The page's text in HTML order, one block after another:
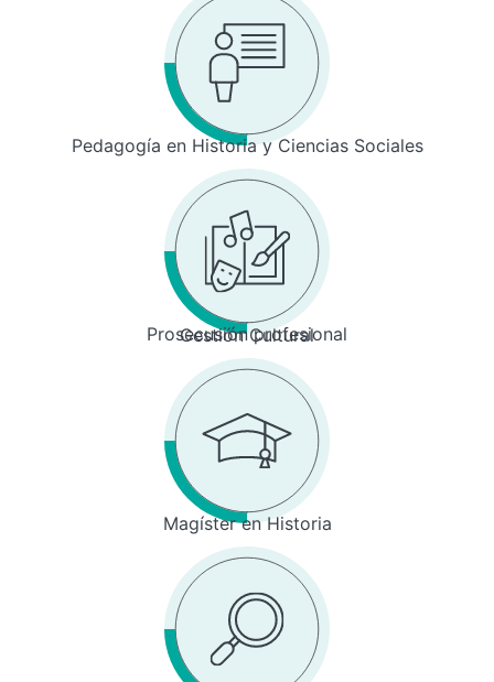
Pedagogía en Historia y Ciencias Sociales
Prosecusión profesional
Gestión Cultural
Magíster en Historia